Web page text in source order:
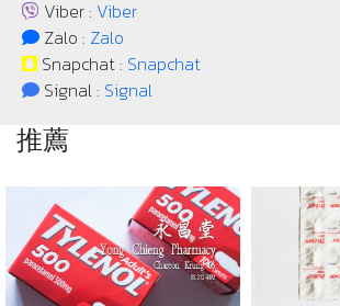
Viber : Viber
Zalo : Zalo
Snapchat : Snapchat
Signal : Signal
推薦